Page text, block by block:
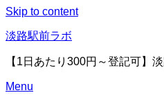
Skip to content
淡路駅前ラボ
【1日あたり300円～登記可】
Menu